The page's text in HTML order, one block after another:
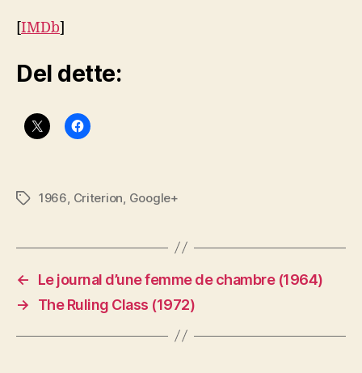
[IMDb]
Del dette:
Stikkord
1966 Criterion Google+
←
Le journal d’une femme de chambre (1964)
→
The Ruling Class (1972)